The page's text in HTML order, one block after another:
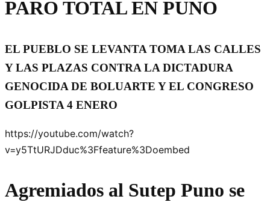
PARO TOTAL EN PUNO
EL PUEBLO SE LEVANTA TOMA LAS CALLES
Y LAS PLAZAS CONTRA LA DICTADURA
GENOCIDA DE BOLUARTE Y EL CONGRESO
GOLPISTA 4 ENERO
https://youtube.com/watch?
v=y5TtURJDduc%3Ffeature%3Doembed
Agremiados al Sutep Puno se